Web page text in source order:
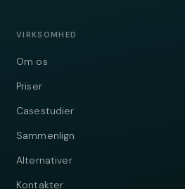
VIRKSOMHED
Om os
Priser
Casestudier
Sammenlign
Alternativer
Kontakter